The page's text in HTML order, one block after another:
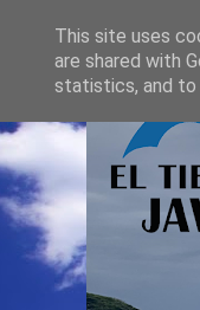
This site uses
are shared with
statistics, and to